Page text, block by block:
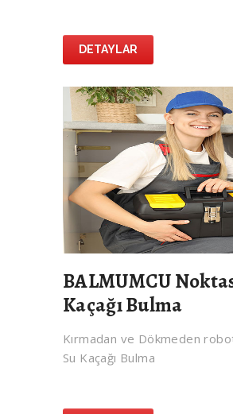
DETAYLAR
BALMUMCU
Kaçağı Bulma
Kırmadan ve Dökmeden
Su Kaçağı Bulma